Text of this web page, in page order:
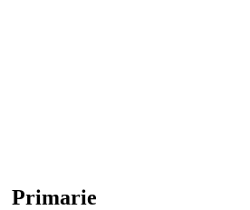
Primarie